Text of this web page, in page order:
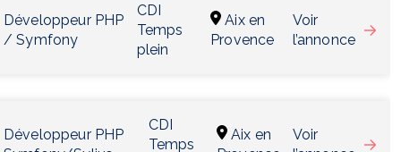
Développeur PHP
/ Symfony
CDI
Temps
plein
Aix en
Provence
Voir
l’annonce
Développeur PHP
CDI
Temps
Aix en
Voir